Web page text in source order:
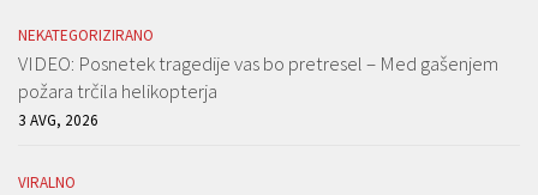
NEKATEGORIZIRANO
VIDEO: Posnetek tragedije vas bo pretresel – Med gašenjem
požara trčila helikopterja
3 AVG, 2026
VIRALNO